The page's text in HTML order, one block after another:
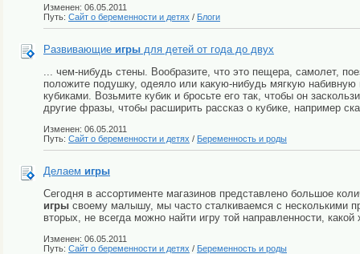
Изменен: 06.05.2011
Путь: Сайт о беременности и детях / Блоги
Развивающие игры для детей от года до двух
... чем-нибудь стены. Вообразите, что это пещера, самолет,
положите подушку, одеяло или какую-нибудь мягкую
кубиками. Возьмите кубик и бросьте его так, чтобы он
другие фразы, чтобы расширить рассказ о кубике, например
Изменен: 06.05.2011
Путь: Сайт о беременности и детях / Беременность и роды
Делаем игры
Сегодня в ассортименте магазинов представлено большое
игры своему малышу, мы часто сталкиваемся с несколькими
вторых, не всегда можно найти игру той направленности,
Изменен: 06.05.2011
Путь: Сайт о беременности и детях / Беременность и роды